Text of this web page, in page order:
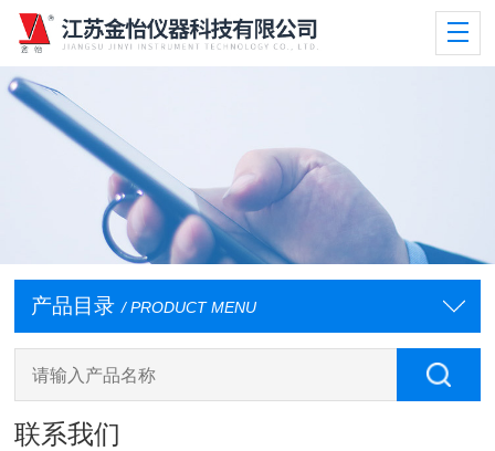
产品目录 / PRODUCT MENU
联系我们